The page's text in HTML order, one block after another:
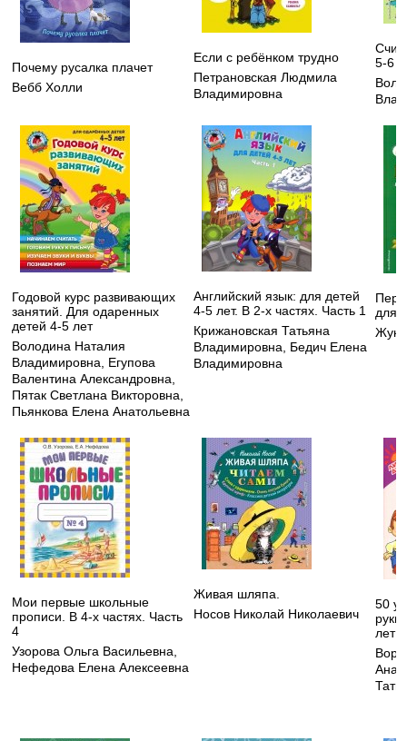
Почему русалка плачет
Вебб Холли
Если с ребёнком трудно
Петрановская Людмила
Владимировна
5-6
Годовой курс развивающих
занятий. Для одаренных
детей 4-5 лет
Володина Наталия
Владимировна
Егупова
Валентина Александровна
Пятак Светлана Викторовна
Пьянкова Елена Анатольевна
Английский язык: для детей
4-5 лет. В 2-х частях. Часть 1
Крижановская Татьяна
Владимировна
Бедич Елена
Владимировна
для
Мои первые школьные
прописи. В 4-х частях. Часть
4
Узорова Ольга Васильевна
Нефедова Елена Алексеевна
Живая шляпа.
Носов Николай Николаевич
50
руки
лет